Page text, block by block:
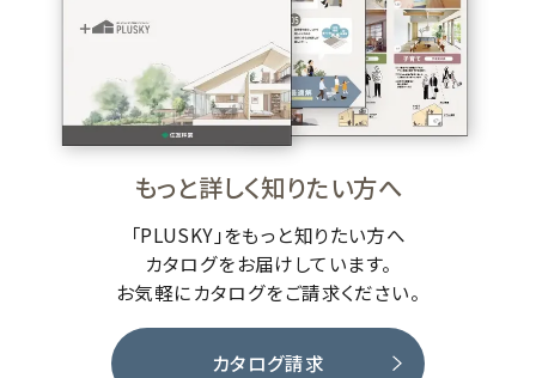
もっと詳しく知りたい方へ
「PLUSKY」をもっと知りたい方へ
カタログをお届けしています。
お気軽にカタログをご請求ください。
カタログ請求